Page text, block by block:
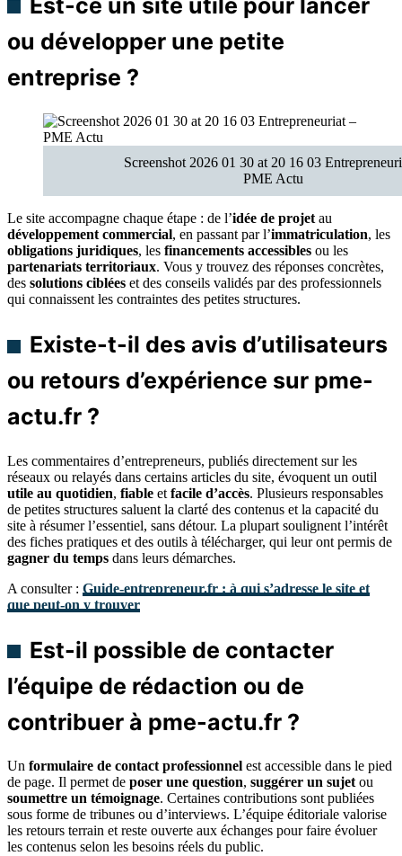
ou développer une petite
entreprise ?
Screenshot 2026 01 30 at 20 16 03
PME Actu
Le site accompagne chaque étape : de l’idée de projet au
développement commercial, en passant par l’immatriculation, les
obligations juridiques, les financements accessibles ou les
partenariats territoriaux. Vous y trouvez des réponses concrètes,
des solutions ciblées et des conseils validés par des professionnels
qui connaissent les contraintes des petites structures.
Existe-t-il des avis d’utilisateurs
ou retours d’expérience sur pme-
actu.fr ?
Les commentaires d’entrepreneurs, publiés directement sur les
réseaux ou relayés dans certains articles du site, évoquent un outil
utile au quotidien, fiable et facile d’accès. Plusieurs responsables
de petites structures saluent la clarté des contenus et la capacité du
site à résumer l’essentiel, sans détour. La plupart soulignent l’intérêt
des fiches pratiques et des outils à télécharger, qui leur ont permis de
gagner du temps dans leurs démarches.
A consulter : Guide-entrepreneur.fr : à qui s’adresse le site et
que peut-on y trouver
Est-il possible de contacter
l’équipe de rédaction ou de
contribuer à pme-actu.fr ?
Un formulaire de contact professionnel est accessible dans le pied
de page. Il permet de poser une question, suggérer un sujet ou
soumettre un témoignage. Certaines contributions sont publiées
sous forme de tribunes ou d’interviews. L’équipe éditoriale valorise
les retours terrain et reste ouverte aux échanges pour faire évoluer
les contenus selon les besoins réels du public.